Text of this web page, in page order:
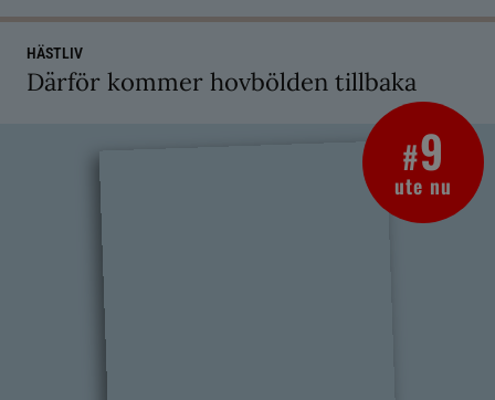
HÄSTLIV
Därför kommer hovbölden tillbaka
#9
ute nu